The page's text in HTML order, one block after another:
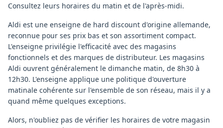
Consultez leurs horaires du matin et de l'après-midi.
Aldi est une enseigne de hard discount d'origine allemande,
reconnue pour ses prix bas et son assortiment compact.
L'enseigne privilégie l'efficacité avec des magasins
fonctionnels et des marques de distributeur. Les magasins
Aldi ouvrent généralement le dimanche matin, de 8h30 à
12h30. L'enseigne applique une politique d'ouverture
matinale cohérente sur l'ensemble de son réseau, mais il y a
quand même quelques exceptions.
Alors, n'oubliez pas de vérifier les horaires de votre magasin